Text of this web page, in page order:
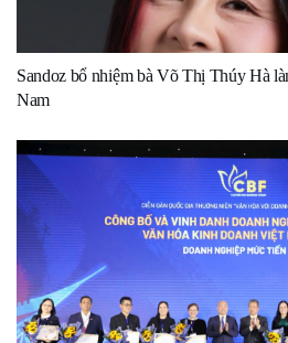
Sandoz bổ nhiệm bà Võ Thị Thúy Hà
Nam